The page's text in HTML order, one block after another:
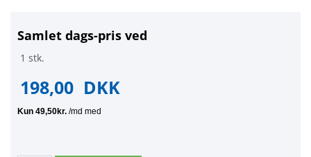
Samlet dags-pris ved
1 stk.
198,00 DKK